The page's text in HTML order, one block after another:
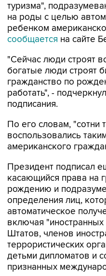
туризма",
на роды с целью
ребенком
сообщается на сайте
"Сейчас люди строят
богатые люди строят
гражданство по
работать", -
подписания.
По его словам, "сотни
воспользовались
американского
Президент подписал
касающийся права на
рождению и
определения лиц,
автоматическое
включая
Штатов, членов
террористических
детьми дипломатов и
признанных